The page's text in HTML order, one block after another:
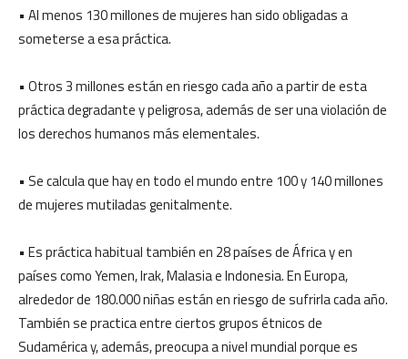
• Al menos 130 millones de mujeres han sido obligadas a
someterse a esa práctica.
• Otros 3 millones están en riesgo cada año a partir de esta
práctica degradante y peligrosa, además de ser una violación de
los derechos humanos más elementales.
• Se calcula que hay en todo el mundo entre 100 y 140 millones
de mujeres mutiladas genitalmente.
• Es práctica habitual también en 28 países de África y en
países como Yemen, Irak, Malasia e Indonesia. En Europa,
alrededor de 180.000 niñas están en riesgo de sufrirla cada año.
También se practica entre ciertos grupos étnicos de
Sudamérica y, además, preocupa a nivel mundial porque es